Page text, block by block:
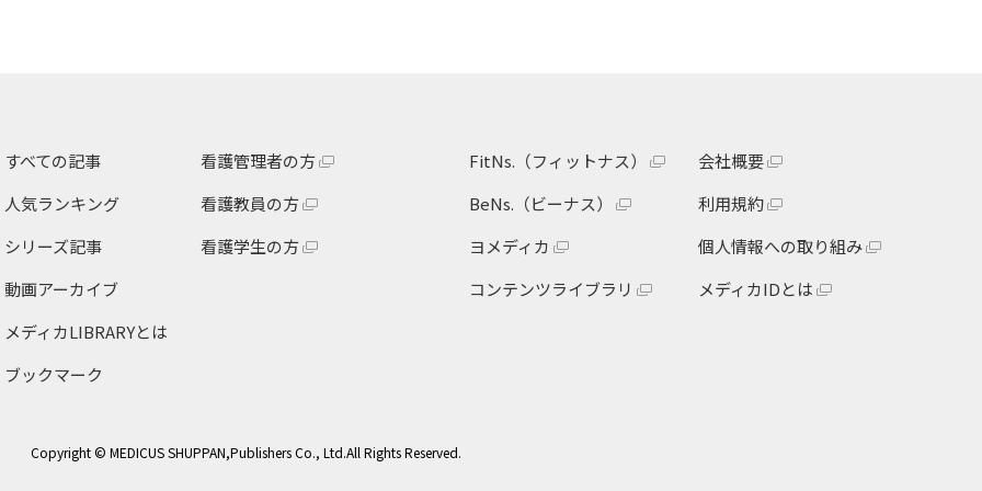
すべての記事
人気ランキング
シリーズ記事
動画アーカイブ
メディカLIBRARYとは
ブックマーク
看護管理者の方
看護教員の方
看護学生の方
FitNs.（フィットナス）
BeNs.（ビーナス）
ヨメディカ
コンテンツライブラリ
会社概要
利用規約
個人情報への取り組み
メディカIDとは
Copyright © MEDICUS SHUPPAN,Publishers Co., Ltd.All Rights Reserved.